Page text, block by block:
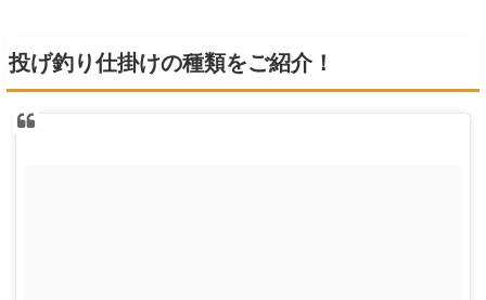
投げ釣り仕掛けの種類をご紹介！